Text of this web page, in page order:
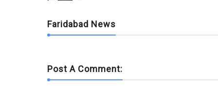
Faridabad News
Post A Comment: